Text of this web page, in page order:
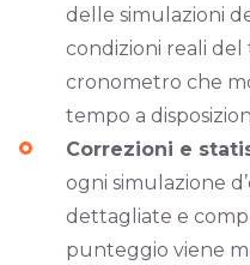
delle simulazioni
condizioni reali del
cronometro che
tempo a
Correzioni e
ogni simulazione
dettagliate e
punteggio viene